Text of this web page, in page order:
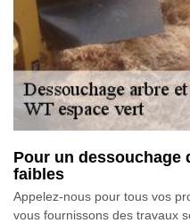
Pour un dessouchage
faibles
Appelez-nous pour tous vos
vous fournissons des travaux